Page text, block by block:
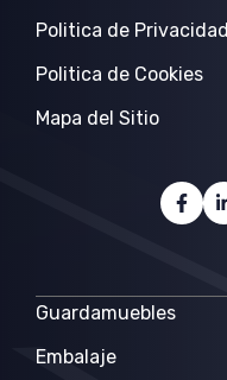
Politica de Privacidad
Politica de Cookies
Mapa del Sitio
Guardamuebles
Embalaje